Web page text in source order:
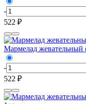
-
522 ₽
Мармелад
-
522 ₽